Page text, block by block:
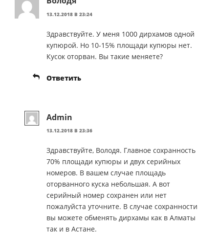
13.12.2018 В 23:24
Здравствуйте. У меня 1000 дирхамов одной
купюрой. Но 10-15% площади купюры нет.
Кусок оторван. Вы такие меняете?
Ответить
Admin
13.12.2018 В 23:36
Здравствуйте, Володя. Главное сохранность
70% площади купюры и двух серийных
номеров. В вашем случае площадь
оторванного куска небольшая. А вот
серийный номер сохранен или нет
пожалуйста уточните. В случае сохранности
вы можете обменять дирхамы как в Алматы
так и в Астане.